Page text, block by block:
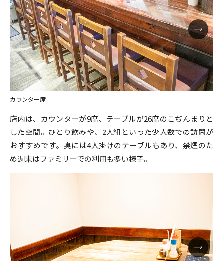
カウンター席
店内は、カウンターが9席、テーブルが26席のこぢんまりと
した空間。ひとり飲みや、2人組といった少人数での訪問が
おすすめです。奥には4人掛けのテーブルもあり、禁煙のた
め週末はファミリーでの利用も多い様子。